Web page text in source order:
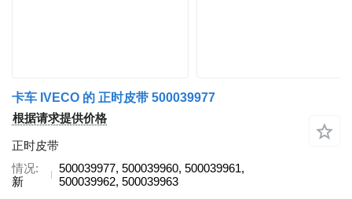
卡车 IVECO 的 正时皮带 500039977
根据请求提供价格
正时皮带
情况
新
500039977, 500039960, 500039961,
500039962, 500039963